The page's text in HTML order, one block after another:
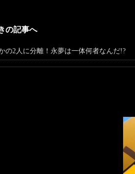
の記事へ
の2人に分離！永夢は一体何者なんだ!?